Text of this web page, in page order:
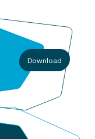
Download